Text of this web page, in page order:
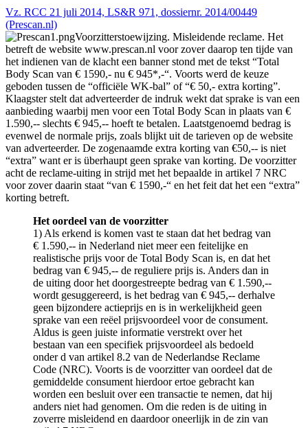
Vz. RCC 21 juli 2014, LS&R 971, dossiernr. 2014/00449
(Prescan.nl)
Voorzitterstoewijzing. Misleidende reclame. Het
betreft de website www.prescan.nl voor zover daarop ten tijde van
het indienen van de klacht een banner stond met de tekst “Total
Body Scan van € 1590,- nu € 945*,-“. Voorts werd de keuze
geboden tussen de “officiële WK-bal” of “€ 50,- extra korting”.
Klaagster stelt dat adverteerder de indruk wekt dat sprake is van een
aanbieding waarbij men voor een Total Body Scan in plaats van €
1.590,-- slechts € 945,-- hoeft te betalen. Laatstgenoemd bedrag is
evenwel de normale prijs, zoals blijkt uit de tarieven op de website
van adverteerder. De zogenaamde extra korting van €50,-- is niet
“extra” want er is überhaupt geen sprake van korting. De voorzitter
acht de reclame-uiting in strijd met het bepaalde in artikel 7 NRC
voor zover daarin staat “van € 1590,-“ en het feit dat het een “extra”
korting betreft.
Het oordeel van de voorzitter
1) Als erkend is komen vast te staan dat het bedrag van
€ 1.590,-- in Nederland niet meer een feitelijke en
realistische prijs voor de Total Body Scan is, en dat het
bedrag van € 945,-- de reguliere prijs is. Anders dan in
de uiting door het doorgestreepte bedrag van € 1.590,--
wordt gesuggereerd, is het bedrag van € 945,-- derhalve
geen bijzondere actieprijs en is in werkelijkheid geen
sprake van een reëel prijsvoordeel voor de consument.
Aldus is geen juiste informatie verstrekt over het
bestaan van een specifiek prijsvoordeel als bedoeld
onder d van artikel 8.2 van de Nederlandse Reclame
Code (NRC). Voorts is de voorzitter van oordeel dat de
gemiddelde consument hierdoor ertoe gebracht kan
worden een besluit over een transactie te nemen, dat hij
anders niet had genomen. Om die reden is de uiting in
zoverre misleidend en daardoor oneerlijk in de zin van